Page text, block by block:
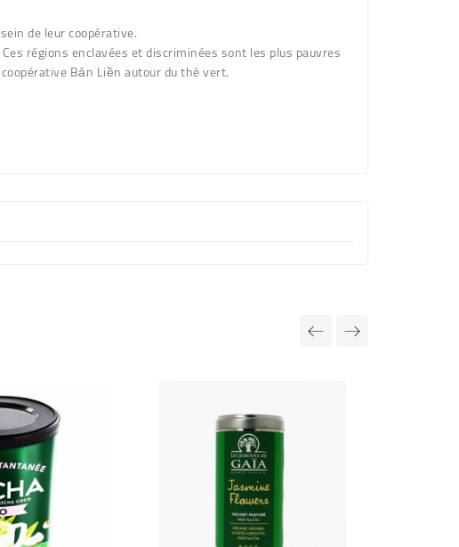
de leur coopérative.
régions enclavées et discriminées sont les plus pauvres
Bản Liền autour du thé vert.